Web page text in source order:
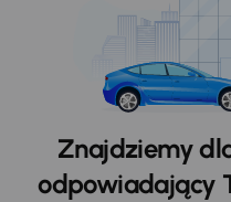
Znajdziemy
odpowiadający